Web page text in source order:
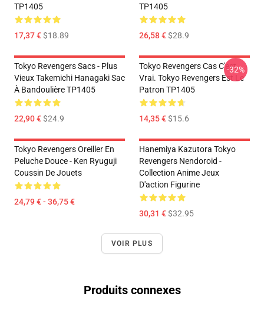
TP1405
17,37 €$18.89
TP1405
26,58 €$28.9
Tokyo Revengers Sacs - Plus
Vieux Takemichi Hanagaki Sac
À Bandoulière TP1405
22,90 €$24.9
Tokyo Revengers Cas C'est
Vrai. Tokyo Revengers Est Le
Patron TP1405
14,35 €$15.6
-32%
Tokyo Revengers Oreiller En
Peluche Douce - Ken Ryuguji
Coussin De Jouets
24,79 € - 36,75 €
Hanemiya Kazutora Tokyo
Revengers Nendoroid -
Collection Anime Jeux
D'action Figurine
30,31 €$32.95
VOIR PLUS
Produits connexes